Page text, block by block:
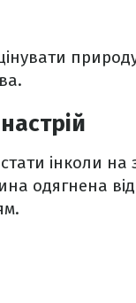
інколи на
одягнена